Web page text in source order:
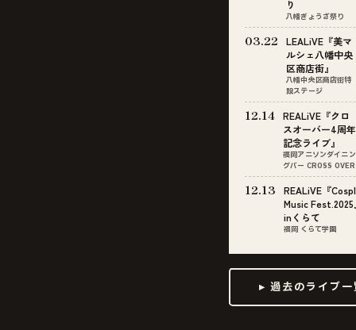
り
八幡ぎょうざ祭り
03.22
LEALiVE『美マ
ルシェ八幡中央
区商店街』
八幡中央区商店街特
設ステージ
12.14 REALiVE『クロ
スオーバー4周年
記念ライブ』
福岡アニソンダイニン
グバー CROSS OVER
12.13
REALiVE『
Music Fest.2025
inくらて
福岡 くらて学園
▸ 過去のライブ